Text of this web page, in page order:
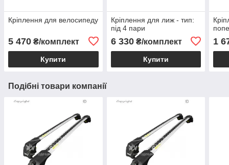
Кріплення для велосипеду
5 470 ₴/комплект
Купити
Кріплення для лиж - тип:
під 4 пари
6 330₴/комплект
Купити
1
Подібні товари компанії